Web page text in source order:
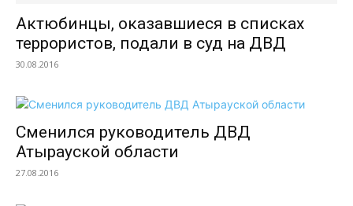
Актюбинцы, оказавшиеся в списках
террористов, подали в суд на ДВД
30.08.2016
Сменился руководитель ДВД
Атырауской области
27.08.2016